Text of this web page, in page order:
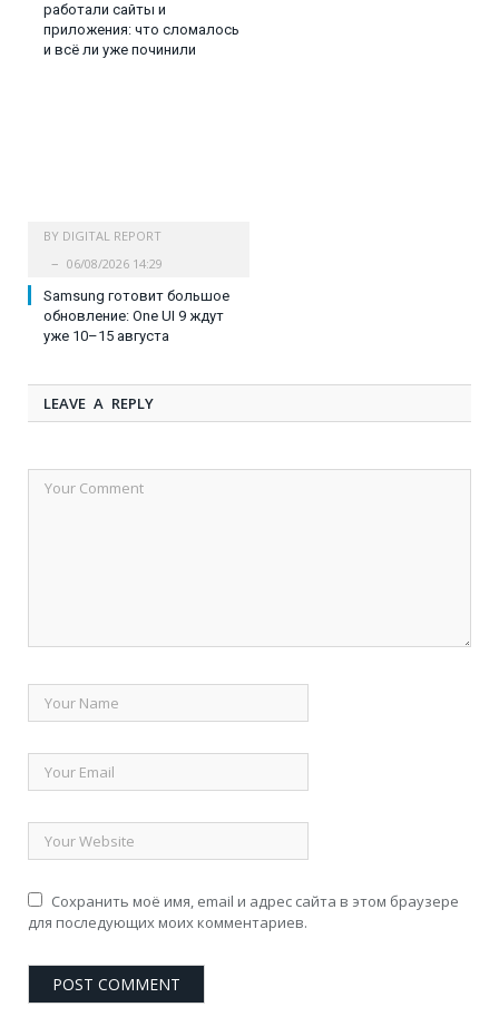
работали сайты и
приложения: что сломалось
и всё ли уже починили
BY DIGITAL REPORT
06/08/2026 14:29
Samsung готовит большое
обновление: One UI 9 ждут
уже 10–15 августа
LEAVE A REPLY
Сохранить моё имя, email и адрес сайта в этом браузере
для последующих моих комментариев.